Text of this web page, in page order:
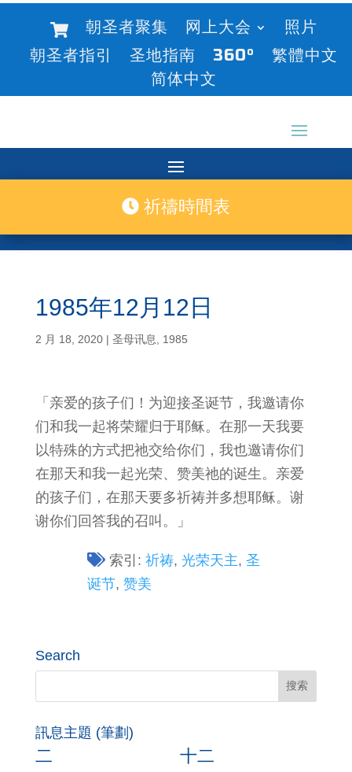
朝圣者聚集 网上大会
照片
朝圣者指引
圣地指南 360°
繁體中文
简体中文
祈禱時間表
1985年12月12日
2 月 18, 2020| 圣母讯息 1985
「亲爱的孩子们！为迎接圣诞节，我邀请你
们和我一起将荣耀归于耶稣。在那一天我要
以特殊的方式把祂交给你们，我也邀请你们
在那天和我一起光荣、赞美祂的诞生。亲爱
的孩子们，在那天要多祈祷并多想耶稣。谢
谢你们回答我的召叫。」
索引: 祈祷, 光荣天主, 圣
诞节,赞美
Search
訊息主題 (筆劃)
二 十二